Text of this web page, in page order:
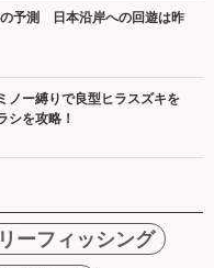
予測 日本沿岸への回遊は昨
ノー縛りで良型ヒラスズキを
シを攻略！
ーフィッシング